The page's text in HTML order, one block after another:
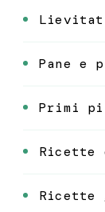
Pane e
Primi
Ricette
Ricette